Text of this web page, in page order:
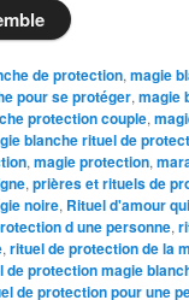
de protection,magie
pour se protéger,magie
protection couple,
blanche rituel de
,magie protection,
,prières et rituels de
noire, Rituel d'amour
d une personne,
,rituel de protection de la
de protection magie
de protection pour une